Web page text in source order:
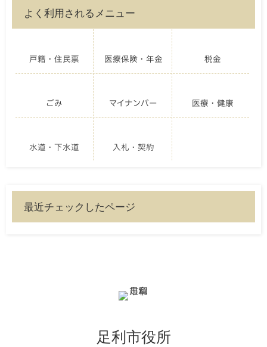
よく利用されるメニュー
戸籍・住民票 医療保険・年金 税金
ごみ マイナンバー 医療・健康
水道・下水道 入札・契約
最近チェックしたページ
足利市役所